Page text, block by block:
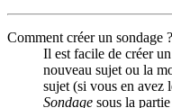
Comment créer un sondage ?
Il est facile de créer
nouveau sujet ou la
sujet (si vous en avez
Sondage sous la